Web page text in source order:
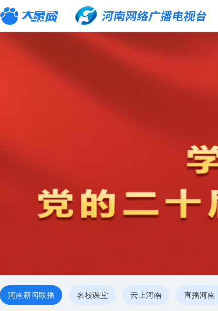
河南新闻联播 名校课堂 云上河南 直播河南